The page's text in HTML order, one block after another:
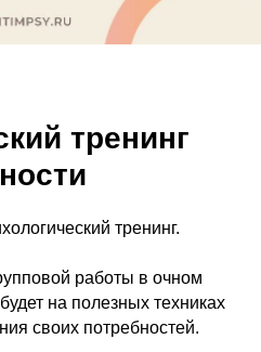
тренинг
тренинг.
работы в очном
на полезных техниках
своих потребностей.